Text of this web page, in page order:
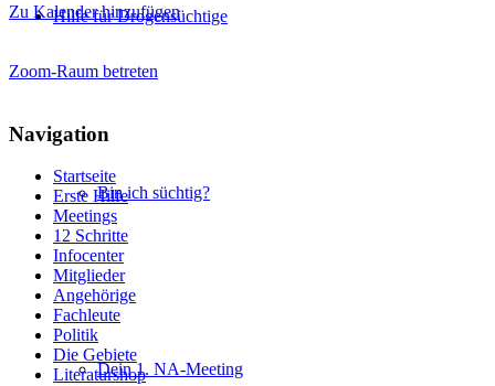
Hilfe für Drogensüchtige
Bin ich süchtig?
Dein 1. NA-Meeting
Zu Kalender hinzufügen
Zoom-Raum betreten
Navigation
Startseite
Erste Hilfe
Meetings
12 Schritte
Infocenter
Mitglieder
Angehörige
Fachleute
Politik
Die Gebiete
Literaturshop